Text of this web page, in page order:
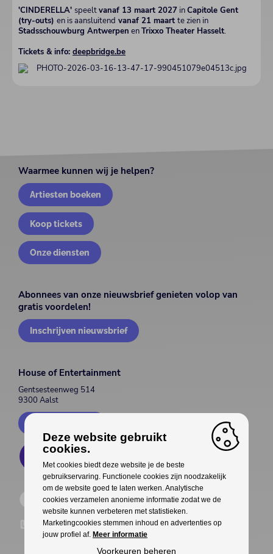
'CINDERELLA' speeltvanaf 13 maart 2027 inCapitole Gent
(try-outs) en is aansluitend vanaf 21 maart te zien in
Stadsschouwburg Antwerpen enTrixxo Theater Hasselt.
Tickets & info: deepbridge.be
Waarmee kunnen wij je helpen?
Artiesten boeken
Koop tickets
Onze diensten
Abonnees van onze nieuwsbrief genieten volop van
gratis voordelen!
Inschrijven nieuwsbrief
House of Entertainment
Gentsesteenweg 514
9300 Aalst
Deze website gebruikt
cookies.
Met cookies biedt deze website je de beste
gebruikservaring. Functionele cookies zijn noodzakelijk
om de website goed te laten werken. Analytische
cookies verzamelen anonieme informatie zodat we de
website kunnen verbeteren met statistieken.
Marketingcookies stemmen inhoud en advertenties op
jouw profiel af. Meer informatie
Voorkeuren beheren